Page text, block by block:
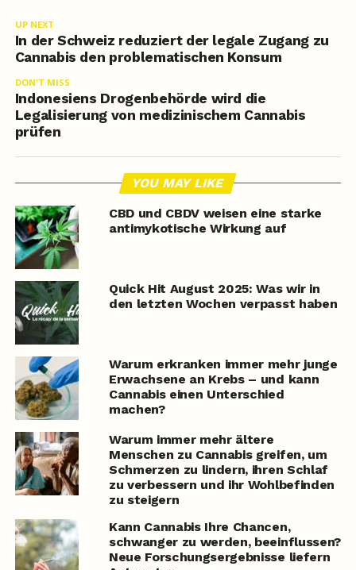
UP NEXT
In der Schweiz reduziert der legale Zugang zu
Cannabis den problematischen Konsum
DON'T MISS
Indonesiens Drogenbehörde wird die
Legalisierung von medizinischem Cannabis
prüfen
YOU MAY LIKE
CBD und CBDV weisen eine starke
antimykotische Wirkung auf
Quick Hit August 2025: Was wir in
den letzten Wochen verpasst haben
Warum erkranken immer mehr junge
Erwachsene an Krebs – und kann
Cannabis einen Unterschied
machen?
Warum immer mehr ältere
Menschen zu Cannabis greifen, um
Schmerzen zu lindern, ihren Schlaf
zu verbessern und ihr Wohlbefinden
zu steigern
Kann Cannabis Ihre Chancen,
schwanger zu werden, beeinflussen?
Neue Forschungsergebnisse liefern